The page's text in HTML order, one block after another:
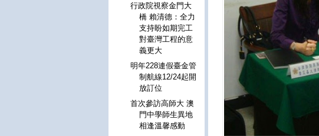
行政院視察金門大
橋 賴清德：全力
支持盼如期完工
對臺灣工程的意
義更大
明年228連假臺金管
制航線12/24起開
放訂位
首次參訪高師大 澳
門中學師生異地
相逢溫馨感動